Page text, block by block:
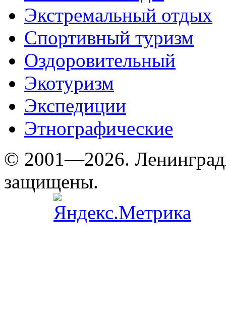
Экстремальный отдых
Спортивный туризм
Оздоровительный
Экотуризм
Экспедиции
Этнографические
© 2001—2026.
защищены.